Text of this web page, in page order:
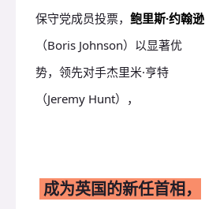
保守党成员投票， 鲍里斯·约翰逊
（Boris Johnson）以显著优
势，领先对手杰里米·亨特
（Jeremy Hunt），
成为英国的新任首相，